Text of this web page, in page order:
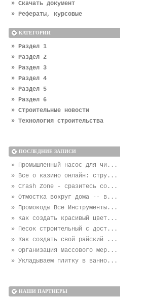
» Скачать документ
» Рефераты, курсовые
КАТЕГОРИИ
» Раздел 1
» Раздел 2
» Раздел 3
» Раздел 4
» Раздел 5
» Раздел 6
» Строительные новости
» Технология строительства
ПОСЛЕДНИЕ ЗАПИСИ
» Промышленный насос для чи...
» Все о казино онлайн: стру...
» Crash Zone - сразитесь со...
» Отмостка вокруг дома -- в...
» Промокоды Все Инструменты...
» Как создать красивый цвет...
» Песок строительный с дост...
» Как создать свой райский ...
» Организация массового мер...
» Укладываем плитку в ванно...
НАШИ ПАРТНЕРЫ